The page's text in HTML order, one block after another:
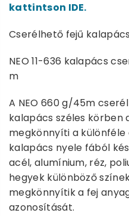
kattintson IDE.
Cserélhető fejű
NEO 11-636 kalapács
m
A NEO 660 g/45m
kalapács széles körben
megkönnyíti a különféle
kalapács nyele fából
acél, alumínium, réz,
hegyek különböző
megkönnyítik a fej
azonosítását.